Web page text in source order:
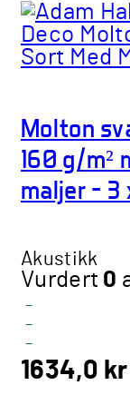
Molton
160 g/m²
maljer – 3
Akustikk
Vurdert 0
-
-
-
1634,0 kr